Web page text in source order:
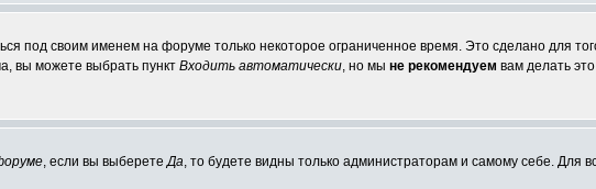
под своим именем на форуме только некоторое ограниченное время. Это сделано для
вы можете выбрать пункт Входить автоматически, но мы не рекомендуем вам делать
, если вы выберетеДа, то будете видны только администраторам и самому себе. Для